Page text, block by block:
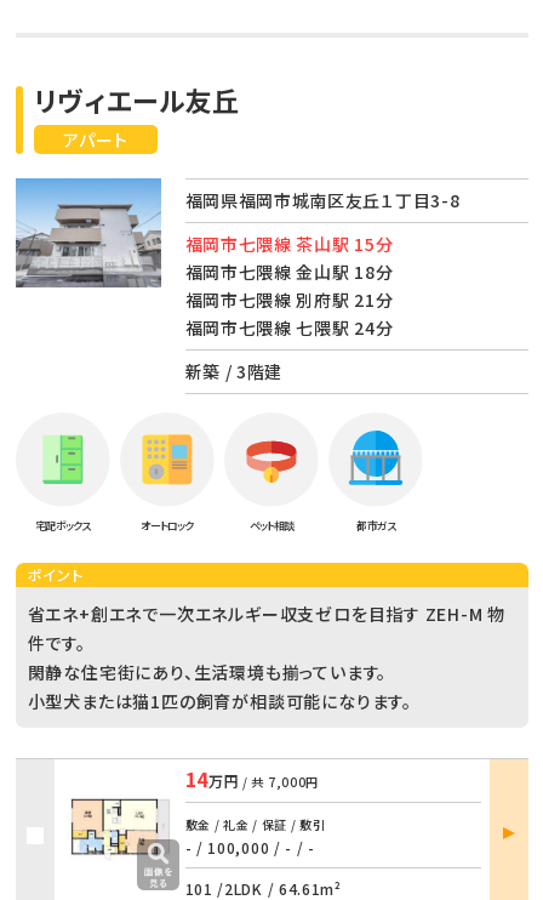
アパート
リヴィエール友丘
福岡県福岡市城南区友丘１丁目3-8
福岡市七隈線 茶山駅 15分
福岡市七隈線 金山駅 18分
福岡市七隈線 別府駅 21分
福岡市七隈線 七隈駅 24分
新築 / 3階建
宅配ボックス オートロック ペット相談 都市ガス
ポイント
省エネ+創エネで一次エネルギー収支ゼロを目指す ZEH-M 物
件です。
閑静な住宅街にあり、生活環境も揃っています。
小型犬または猫1匹の飼育が相談可能になります。
14万円 / 共 7,000円
敷金 / 礼金 / 保証 / 敷引
- / 100,000 / - / -
101 /2LDK / 64.61m²
部屋
詳細